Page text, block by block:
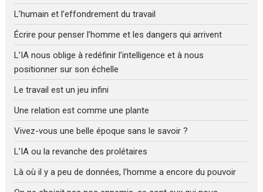
L’humain et l’effondrement du travail
Écrire pour penser l’homme et les dangers qui arrivent
L’IA nous oblige à redéfinir l’intelligence et à nous
positionner sur son échelle
Le travail est un jeu infini
Une relation est comme une plante
Vivez-vous une belle époque sans le savoir ?
L’IA ou la revanche des prolétaires
Là où il y a peu de données, l’homme a encore du pouvoir